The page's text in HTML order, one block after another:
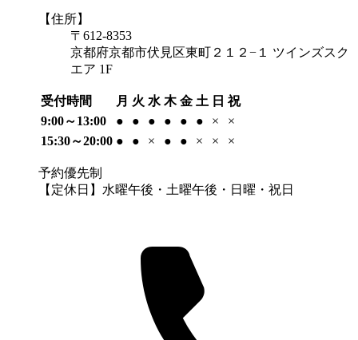
【住所】
〒612-8353
京都府京都市伏見区東町２１２−１ ツインズスク
エア 1F
受付時間 月 火 水 木 金 土 日 祝
9:00～13:00
● ● ● ● ● ● ×
×
15:30～20:00 ● ● × ● ● × × ×
予約優先制
【定休日】水曜午後・土曜午後・日曜・祝日